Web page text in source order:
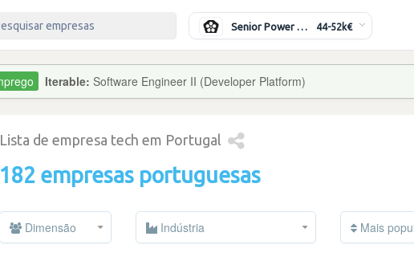
Senior Power Systems Engineer 44-52k€
Iterable: Software Engineer II (Developer Platform)
Lista de empresa tech em Portugal
182 empresas portuguesas
Dimensão Indústria Mais